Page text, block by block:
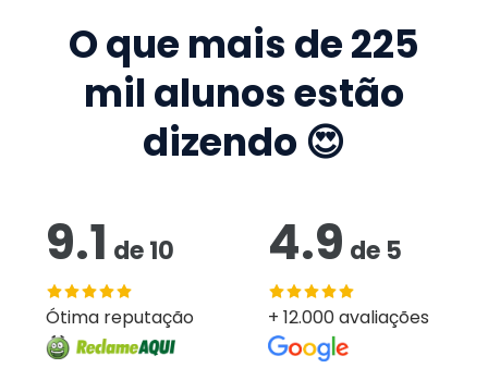
O que mais de225
mil alunos estão
dizendo 😍
9.1 de10
Ótima reputação
4.9 de 5
+ 12.000 avaliações